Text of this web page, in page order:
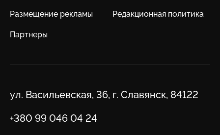
Размещение рекламы Редакционная политика
Партнеры
Адрес
ул. Васильевская, 36, г. Славянск, 84122
Телефон
+380 99 046 04 24